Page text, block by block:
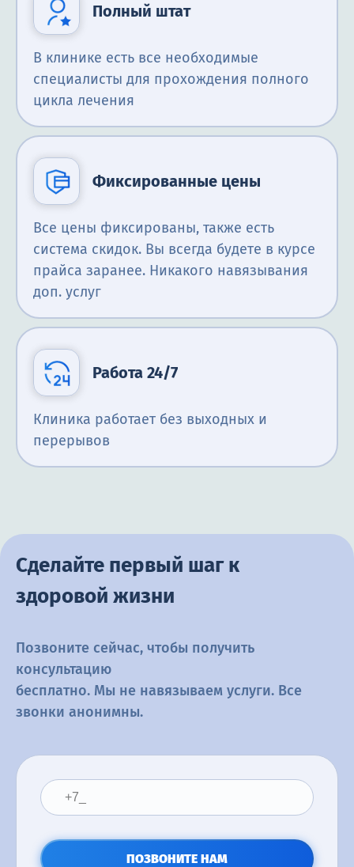
Полный штат
В клинике есть все необходимые
специалисты для прохождения полного
цикла лечения
Фиксированные цены
Все цены фиксированы, также есть
система скидок. Вы всегда будете в курсе
прайса заранее. Никакого навязывания
доп. услуг
Работа 24/7
Клиника работает без выходных и
перерывов
Сделайте первый шаг к
здоровой жизни
Позвоните сейчас, чтобы получить
консультацию
бесплатно. Мы не навязываем услуги. Все
звонки анонимны.
ПОЗВОНИТЕ НАМ